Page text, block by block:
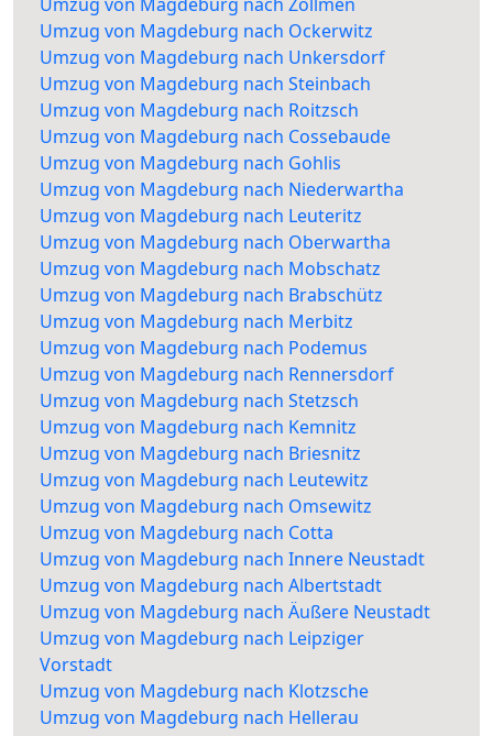
Umzug von Magdeburg nach Ockerwitz
Umzug von Magdeburg nach Unkersdorf
Umzug von Magdeburg nach Steinbach
Umzug von Magdeburg nach Roitzsch
Umzug von Magdeburg nach Cossebaude
Umzug von Magdeburg nach Gohlis
Umzug von Magdeburg nach Niederwartha
Umzug von Magdeburg nach Leuteritz
Umzug von Magdeburg nach Oberwartha
Umzug von Magdeburg nach Mobschatz
Umzug von Magdeburg nach Brabschütz
Umzug von Magdeburg nach Merbitz
Umzug von Magdeburg nach Podemus
Umzug von Magdeburg nach Rennersdorf
Umzug von Magdeburg nach Stetzsch
Umzug von Magdeburg nach Kemnitz
Umzug von Magdeburg nach Briesnitz
Umzug von Magdeburg nach Leutewitz
Umzug von Magdeburg nach Omsewitz
Umzug von Magdeburg nach Cotta
Umzug von Magdeburg nach Innere Neustadt
Umzug von Magdeburg nach Albertstadt
Umzug von Magdeburg nach Äußere Neustadt
Umzug von Magdeburg nach Leipziger
Vorstadt
Umzug von Magdeburg nach Klotzsche
Umzug von Magdeburg nach Hellerau